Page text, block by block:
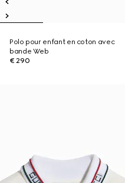
Polo pour enfant en coton avec
bande Web
€ 290